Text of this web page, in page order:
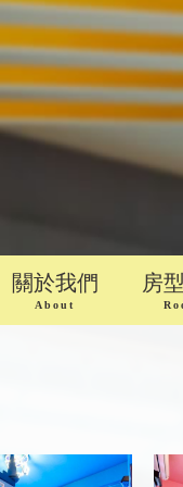
關於我們
About
房